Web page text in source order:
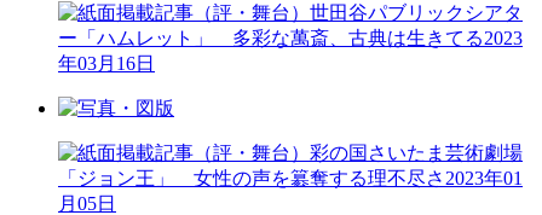
（評・舞台）世田谷パブリックシアタ
ー「ハムレット」 多彩な萬斎、古典は生きてる2023
年03月16日
（評・舞台）彩の国さいたま芸術劇場
「ジョン王」 女性の声を簒奪する理不尽さ 2023年01
月05日